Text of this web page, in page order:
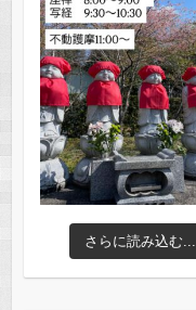
さらに読み込む...